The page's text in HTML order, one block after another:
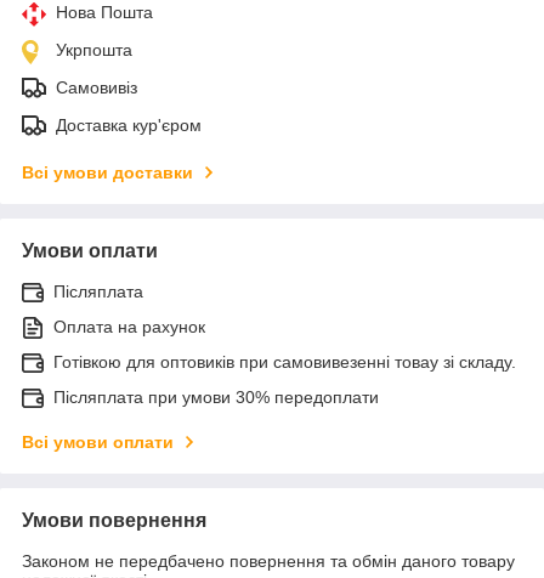
Нова Пошта
Укрпошта
Самовивіз
Доставка кур'єром
Всі умови доставки
Умови оплати
Післяплата
Оплата на рахунок
Готівкою для оптовиків при самовивезенні товау зі складу.
Післяплата при умови 30% передоплати
Всі умови оплати
Умови повернення
Законом не передбачено повернення та обмін даного товару